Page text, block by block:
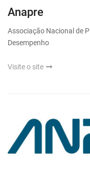
Anapre
Associação Nacional de
Desempenho
Visite o site